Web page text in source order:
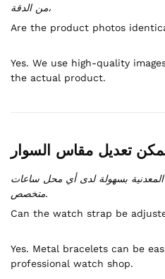
من الدقة،
Are the product photos
Yes. We use high-quality
the actual product.
تعديل مقاس السوار
بسهولة لدى أي محل ساعات
متخصص.
Can the watch strap be
Yes. Metal bracelets can be
professional watch shop.